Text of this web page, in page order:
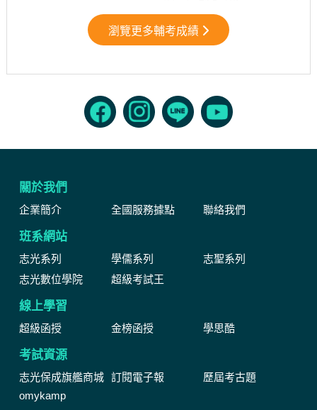
瀏覽更多輔考成績
關於我們
企業簡介 全國服務據點 聯絡我們
班系網站
志光系列 學儒系列
志聖系列
志光數位學院
超級考試王
線上學習
超級函授 金榜函授 學思酷
考試資源
志光保成旗艦商城 訂閱電子報
歷屆考古題
omykamp